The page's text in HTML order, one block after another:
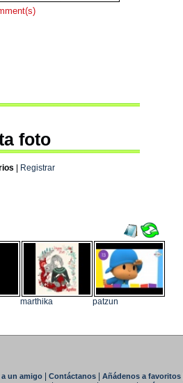
foto
Registrar
marthika patzun
un amigo| Contáctanos| Añádenos a favoritos|